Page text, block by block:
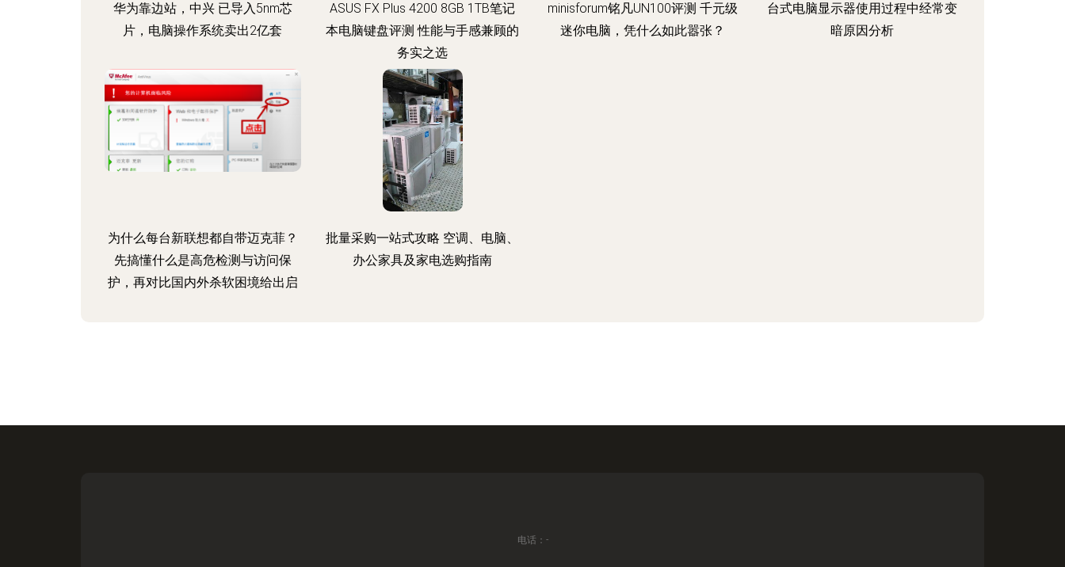
华为靠边站，中兴 已导入5nm芯
片，电脑操作系统卖出2亿套
ASUS FX Plus 4200 8GB 1TB笔记
本电脑键盘评测 性能与手感兼顾的
务实之选
minisforum铭凡UN100评测 千元级
迷你电脑，凭什么如此嚣张？
台式电脑显示器使用过程中经常变
暗原因分析
为什么每台新联想都自带迈克菲？
先搞懂什么是高危检测与访问保
护，再对比国内外杀软困境给出启
批量采购一站式攻略 空调、电脑、
办公家具及家电选购指南
电话：-